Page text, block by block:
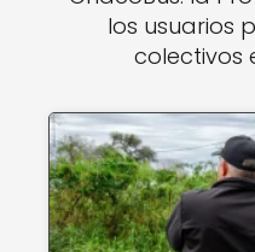
los usuarios
colectivos